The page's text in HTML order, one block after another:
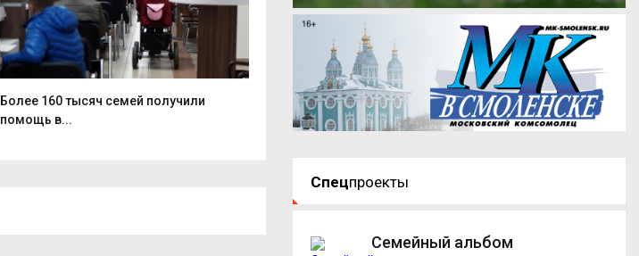
Более 160 тысяч семей получили
помощь в...
На Смоленщине идёт масштабное
обновление...
Губернатор
поздравляет
Спецпроекты
Семейный альбом